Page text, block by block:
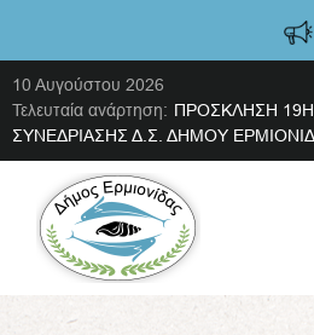
10 Αυγούστου 2026
Τελευταία ανάρτηση: ΠΡΟΣΚΛΗΣΗ
ΣΥΝΕΔΡΙΑΣΗΣ Δ.Σ. ΔΗΜΟΥ